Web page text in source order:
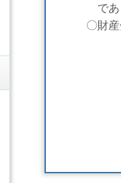
であ
〇財産